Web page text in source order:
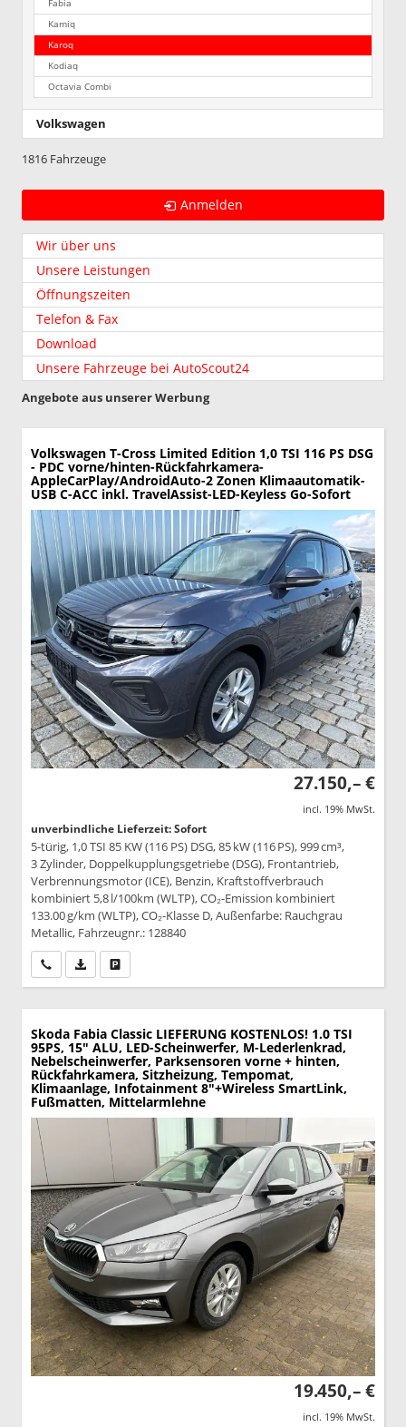
Fabia
Kamiq
Karoq
Kodiaq
Octavia Combi
Volkswagen
1816 Fahrzeuge
Anmelden
Wir über uns
Unsere Leistungen
Öffnungszeiten
Telefon & Fax
Download
Unsere Fahrzeuge bei AutoScout24
Angebote aus unserer Werbung
Volkswagen T-Cross Limited Edition 1,0 TSI 116 PS DSG
- PDC vorne/hinten-Rückfahrkamera-
AppleCarPlay/AndroidAuto-2 Zonen Klimaautomatik-
USB C-ACC inkl. TravelAssist-LED-Keyless Go-Sofort
27.150,– €
incl. 19% MwSt.
unverbindliche Lieferzeit: Sofort
5-türig, 1,0 TSI 85 KW (116 PS) DSG, 85 kW (116 PS), 999 cm³,
3 Zylinder, Doppelkupplungsgetriebe (DSG), Frontantrieb,
Verbrennungsmotor (ICE), Benzin, Kraftstoffverbrauch
kombiniert 5,8 l/100km (WLTP), CO₂-Emission kombiniert
133.00 g/km (WLTP), CO₂-Klasse D, Außenfarbe: Rauchgrau
Metallic, Fahrzeugnr.: 128840
Wir rufen Sie anPDF-Datei, Fahrzeugexposé drucken
Skoda Fabia Classic LIEFERUNG KOSTENLOS! 1.0 TSI
95PS, 15" ALU, LED-Scheinwerfer, M-Lederlenkrad,
Nebelscheinwerfer, Parksensoren vorne + hinten,
Rückfahrkamera, Sitzheizung, Tempomat,
Klimaanlage, Infotainment 8"+Wireless SmartLink,
Fußmatten, Mittelarmlehne
19.450,– €
incl. 19% MwSt.